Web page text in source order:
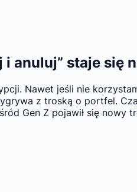
anuluj” staje się
Nawet jeśli nie
z troską o portfel.
Gen Z pojawił się